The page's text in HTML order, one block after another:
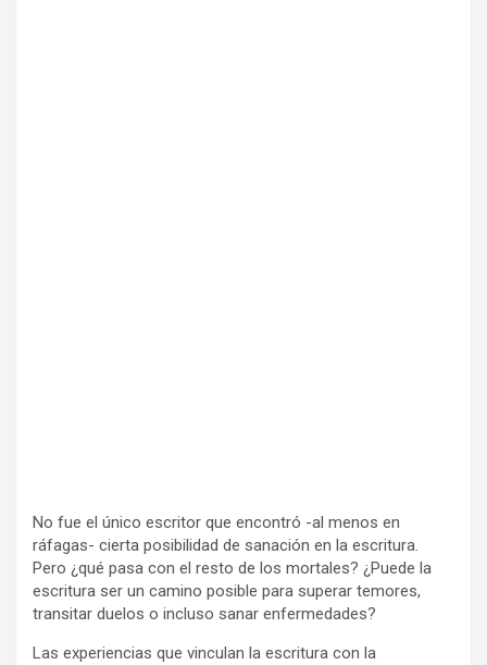
No fue el único escritor que encontró -al menos en
ráfagas- cierta posibilidad de sanación en la escritura.
Pero ¿qué pasa con el resto de los mortales? ¿Puede la
escritura ser un camino posible para superar temores,
transitar duelos o incluso sanar enfermedades?
Las experiencias que vinculan la escritura con la